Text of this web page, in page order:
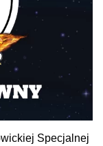
Specjalnej